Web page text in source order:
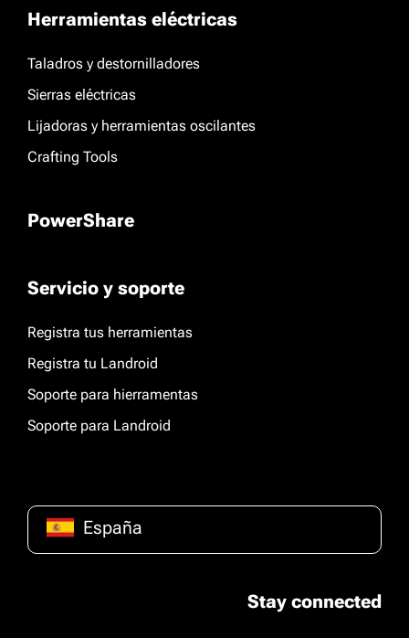
Herramientas eléctricas
Taladros y destornilladores
Sierras eléctricas
Lijadoras y herramientas oscilantes
Crafting Tools
PowerShare
Servicio y soporte
Registra tus herramientas
Registra tu Landroid
Soporte para hierramentas
Soporte para Landroid
España
Stay connected